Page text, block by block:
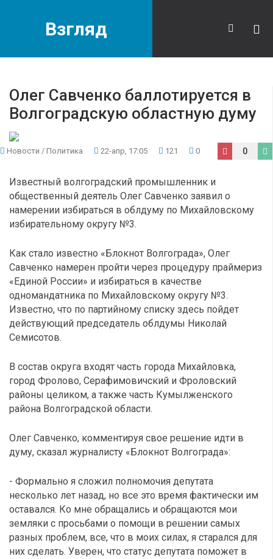
Взгляд
Олег Савченко баллотируется в
Волгоградскую областную думу
Новости / Политика 22-апр, 17:05 121 0 0
Известный волгоградский промышленник и
общественный деятель Олег Савченко заявил о
намерении избираться в облдуму по Михайловскому
избирательному округу №3.
Как стало известно «Блокнот Волгограда», Олег
Савченко намерен пройти через процедуру праймериз
«Единой России» и избираться в качестве
одномандатника по Михайловскому округу №3.
Известно, что по партийному списку здесь пойдет
действующий председатель облдумы Николай
Семисотов.
В состав округа входят часть города Михайловка,
город Фролово, Серафимовичский и Фроловский
районы целиком, а также часть Кумылженского
района Волгоградской области.
Олег Савченко, комментируя свое решение идти в
думу, сказал журналисту «Блокнот Волгограда»:
- Формально я сложил полномочия депутата
несколько лет назад, но все это время фактически им
оставался. Ко мне обращались и обращаются мои
земляки с просьбами о помощи в решении самых
разных проблем, все, что в моих силах, я старался для
них сделать. Уверен, что статус депутата поможет в